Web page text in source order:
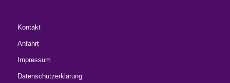
Kontakt
Anfahrt
Impressum
Datenschutzerklärung